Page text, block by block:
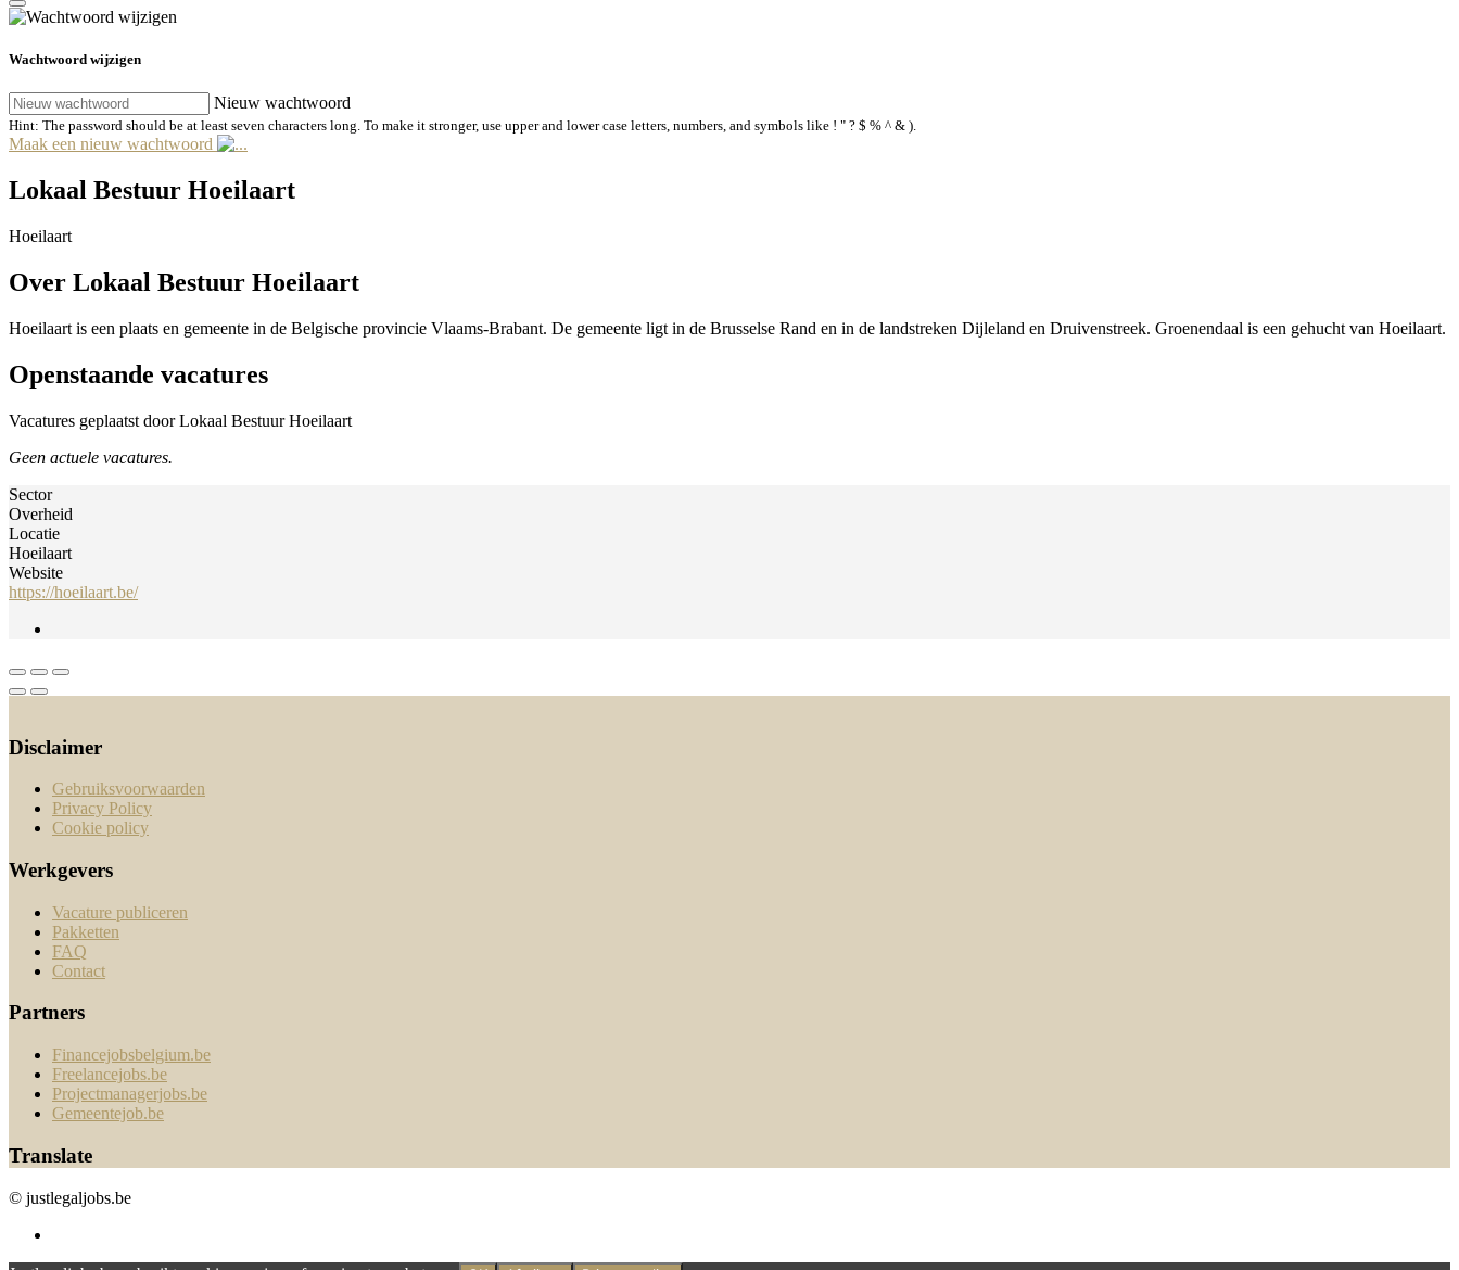
Wachtwoord wijzigen
Nieuw wachtwoord
Hint: The password should be at least seven characters long. To make it stronger, use upper and lower case letters, numbers, and symbols like ! " ? $ % ^ & ).
Maak een nieuw wachtwoord
Lokaal Bestuur Hoeilaart
Hoeilaart
Over Lokaal Bestuur Hoeilaart
Hoeilaart is een plaats en gemeente in de Belgische provincie Vlaams-Brabant. De gemeente ligt in de Brusselse Rand en in de landstreken Dijleland en Druivenstreek. Groenendaal is een gehucht van Hoeilaart.
Openstaande vacatures
Vacatures geplaatst door Lokaal Bestuur Hoeilaart
Geen actuele vacatures.
Sector
Overheid
Locatie
Hoeilaart
Website
https://hoeilaart.be/
Disclaimer
Gebruiksvoorwaarden
Privacy Policy
Cookie policy
Werkgevers
Vacature publiceren
Pakketten
FAQ
Contact
Partners
Financejobsbelgium.be
Freelancejobs.be
Projectmanagerjobs.be
Gemeentejob.be
Translate
© justlegaljobs.be